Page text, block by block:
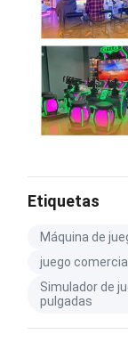
Etiquetas
Máquina de
juego
Simulador de
pulgadas